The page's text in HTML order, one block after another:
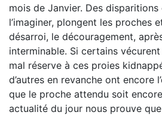
mois de Janvier. Des
l’imaginer, plongent les proches
désarroi, le découragement,
interminable. Si certains
mal réserve à ces proies
d’autres en revanche ont encore
que le proche attendu soit
actualité du jour nous prouve